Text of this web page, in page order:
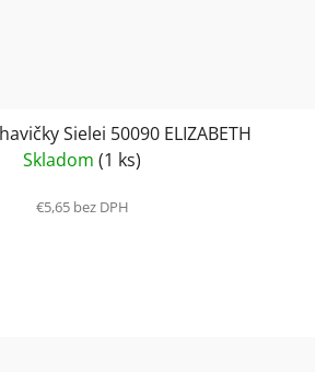
Sielei 50090 ELIZABETH
Skladom (1 ks)
€5,65 bez DPH